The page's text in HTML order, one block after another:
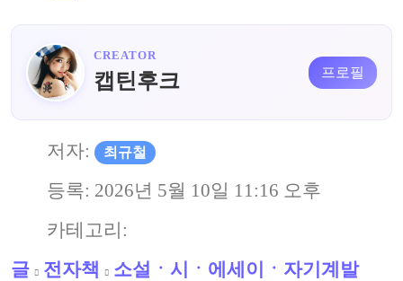
CREATOR
캡틴후크 프로필
저자: 최규철
등록: 2026년 5월 10일 11:16 오후
카테고리:
글
전자책 소설ㆍ시ㆍ에세이ㆍ자기계발